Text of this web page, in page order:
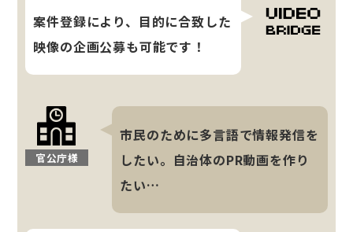
案件登録により、目的に合致した
映像の企画公募も可能です！
官公庁様
市民のために多言語で情報発信を
したい。自治体のPR動画を作り
たい…